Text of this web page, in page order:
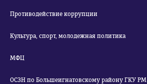
Противодействие коррупции
Культура, спорт, молодежная политика
МФЦ
ОСЗН по Большеигнатовскому району ГКУ РМ